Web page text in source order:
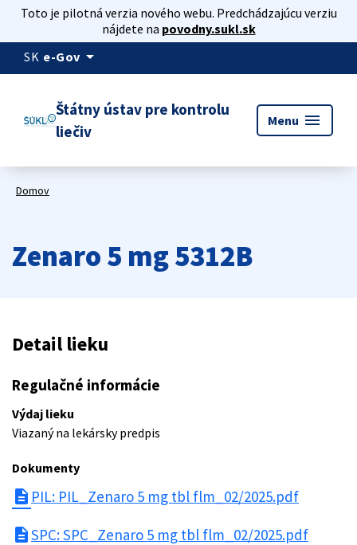
Toto je pilotná verzia nového webu. Predchádzajúcu verziu
nájdete na povodny.sukl.sk
SK e-Gov arrow_drop_down
Štátny ústav pre kontrolu
liečiv
Menu menu
Domov
Zenaro 5 mg 5312B
Detail lieku
Regulačné informácie
Výdaj lieku
Viazaný na lekársky predpis
Dokumenty
description PIL: PIL_Zenaro 5 mg tbl flm_02/2025.pdf
descriptionSPC: SPC_Zenaro 5 mg tbl flm_02/2025.pdf